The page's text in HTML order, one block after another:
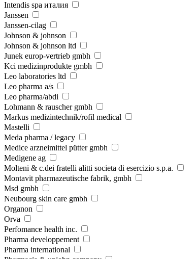
Intendis spa италия
Janssen
Janssen-cilag
Johnson & johnson
Johnson & johnson ltd
Junek europ-vertrieb gmbh
Kci medizinprodukte gmbh
Leo laboratories ltd
Leo pharma a/s
Leo pharma/abdi
Lohmann & rauscher gmbh
Markus medizintechnik/rofil medical
Mastelli
Meda pharma / legacy
Medice arzneimittel pütter gmbh
Medigene ag
Molteni & c.dei fratelli alitti societa di esercizio s.p.a.
Montavit pharmazeutische fabrik, gmbh
Msd gmbh
Neubourg skin care gmbh
Organon
Orva
Perfomance health inc.
Pharma developpement
Pharma international